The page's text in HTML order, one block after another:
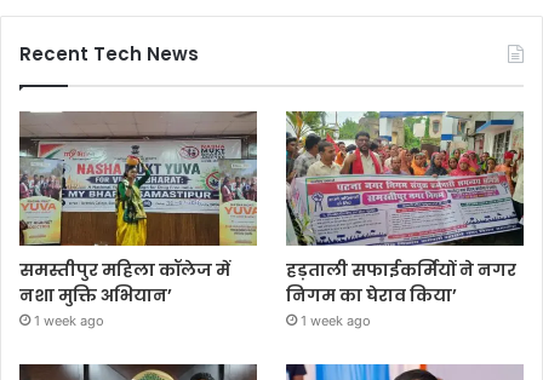
Recent Tech News
समस्तीपुर महिला कॉलेज में
नशा मुक्ति अभियान’
1 week ago
हड़ताली सफाईकर्मियों ने नगर
निगम का घेराव किया’
1 week ago